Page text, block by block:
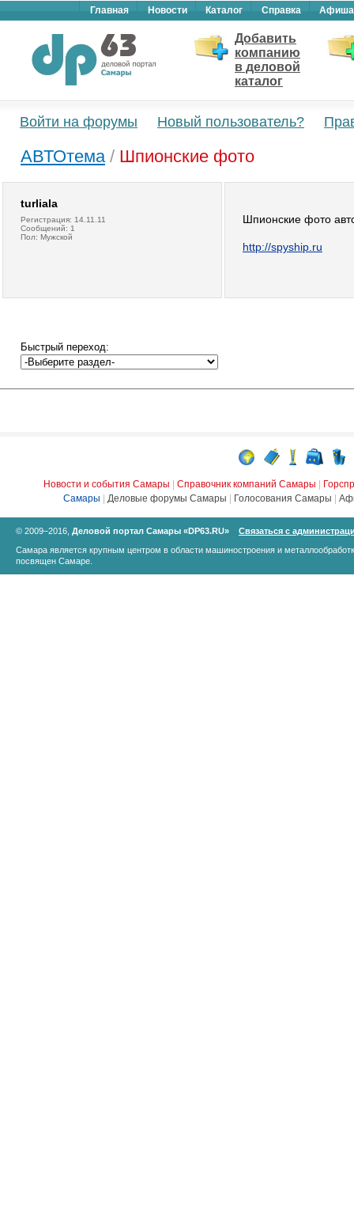
Главная Новости Каталог Справка Афиша
Добавить
компанию
в деловой
каталог
Войти на форумы Новый пользователь?
АВТОтема/ Шпионские фото
turliala
Регистрация: 14.11.11
Сообщений: 1
Пол: Мужской
Шпионские фото
http://spyship.ru
Быстрый переход:
Новости и события Самары Справочник компаний Самары
Самары
Деловые форумы Самары Голосования Самары
© 2009–2016, Деловой портал Самары «DP63.RU»
Связаться с
Самара является крупным центром в области машиностроения и
посвящен Самаре.